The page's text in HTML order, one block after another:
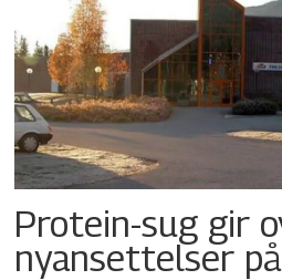
Protein-sug gir
nyansettelser